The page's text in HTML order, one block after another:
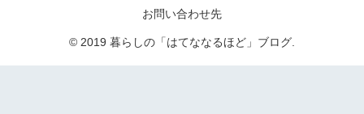
お問い合わせ先
© 2019 暮らしの「はてななるほど」ブログ.